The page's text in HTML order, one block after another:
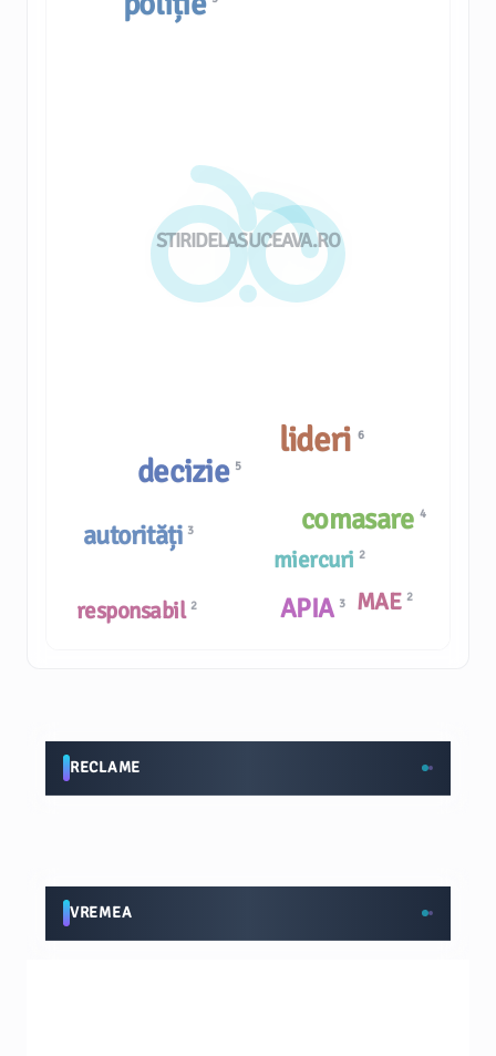
STIRIDELASUCEAVA.RO
lideri 6
decizie 5
responsabil 2
autorități 3
miercuri 2
APIA 3
comasare4
MAE 2
RECLAME
VREMEA